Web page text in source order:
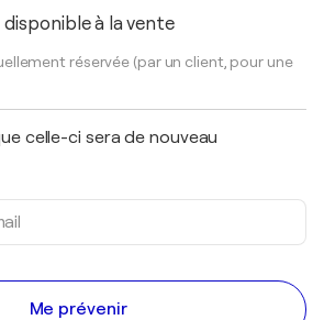
à la vente
réservée (par un client, pour une
celle-ci sera de nouveau
Me prévenir